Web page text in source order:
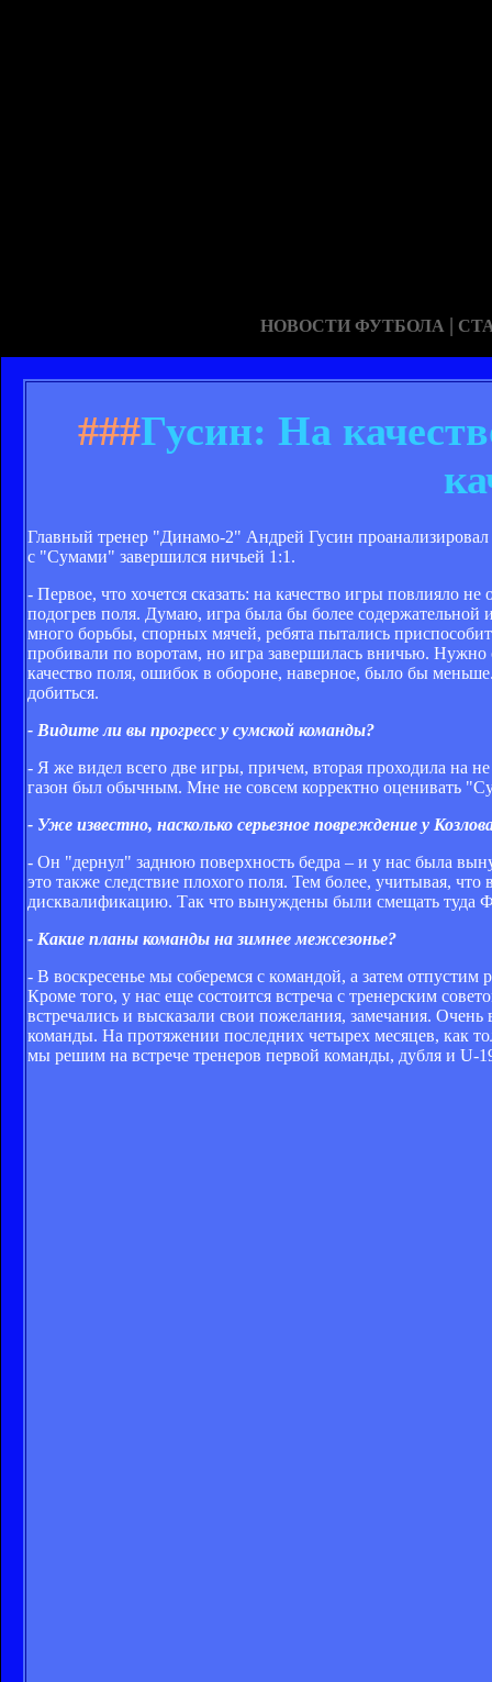
НОВОСТИ ФУТБОЛА |
###Гусин: На
Главный тренер "Динамо-2" Андрей Гусин
с "Сумами" завершился ничьей 1:1.
- Первое, что хочется сказать: на качество игры повлияло
подогрев поля. Думаю, игра была бы более содержательной
много борьбы, спорных мячей, ребята пытались
пробивали по воротам, но игра завершилась вничью. Нужно
качество поля, ошибок в обороне, наверное, было бы
добиться.
- Видите ли вы прогресс у сумской команды?
- Я же видел всего две игры, причем, вторая проходила на
газон был обычным. Мне не совсем корректно оценивать
- Уже известно, насколько серьезное повреждение у
- Он "дернул" заднюю поверхность бедра – и у нас была
это также следствие плохого поля. Тем более, учитывая,
дисквалификацию. Так что вынуждены были смещать туда
- Какие планы команды на зимнее межсезонье?
- В воскресенье мы соберемся с командой, а затем отпустим
Кроме того, у нас еще состоится встреча с тренерским
встречались и высказали свои пожелания, замечания.
команды. На протяжении последних четырех месяцев, как
мы решим на встрече тренеров первой команды, дубля и U-